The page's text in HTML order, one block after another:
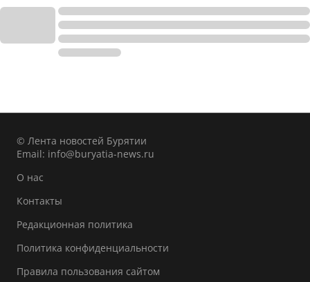
© Лента новостей Бурятии
Email: info@buryatia-news.ru
О нас
Контакты
Редакционная политика
Политика конфиденциальности
Правила пользования сайтом